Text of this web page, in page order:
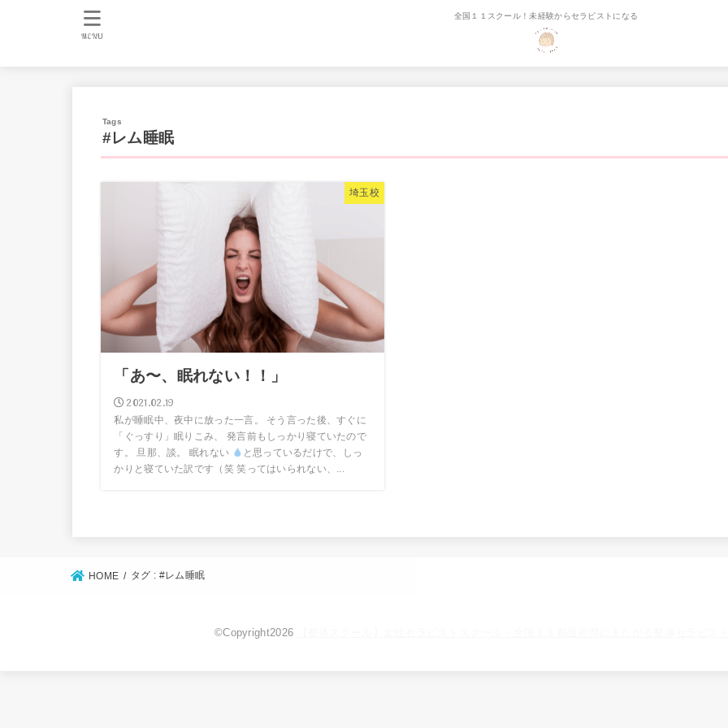
全国１１スクール！未経験からセラピストになる
MENU
#レム睡眠
埼玉校
「あ〜、眠れない！！」
2021.02.19
私が睡眠中、夜中に放った一言。 そう言った後、すぐに
「ぐっすり」眠りこみ、 発言前もしっかり寝ていたので
す。 旦那、談。 眠れない
と思っているだけで、しっ
かりと寝ていた訳です（笑 笑ってはいられない、...
HOME タグ : #レム睡眠
©Copyright2026